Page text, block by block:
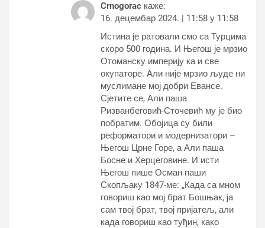
Crnogorac каже:
16. децембар 2024. | 11:58 у 11:58
Истина је ратовали смо са Турцима
скоро 500 година. И Његош је мрзио
Отоманску империју ка и све
окупаторе. Али није мрзио људе ни
муслимане мој добри Евансе.
Сјетите се, Али паша
Ризванбеговић-Сточевић му је био
побратим. Обојица су били
реформатори и модернизатори –
Његош Црне Горе, а Али паша
Босне и Херцеговине. И исти
Његош пише Осман паши
Скопљаку 1847-ме: „Када са мном
говориш као мој брат Бошњак, ја
сам твој брат, твој пријатељ, али
када говориш као туђин, како